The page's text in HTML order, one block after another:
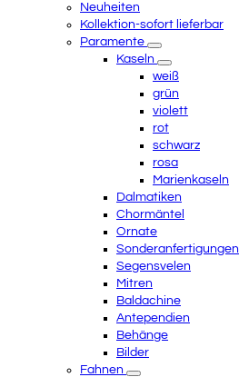
Neuheiten
Kollektion-sofort lieferbar
Paramente
Kaseln
weiß
grün
violett
rot
schwarz
rosa
Marienkaseln
Dalmatiken
Chormäntel
Ornate
Sonderanfertigungen
Segensvelen
Mitren
Baldachine
Antependien
Behänge
Bilder
Fahnen